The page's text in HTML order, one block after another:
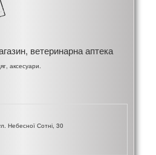
ветеринарна аптека
аксесуари.
Небесної Сотні, 30